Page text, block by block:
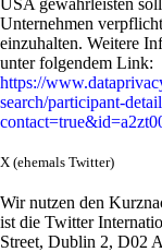
USA gewährleisten
Unternehmen
einzuhalten. Weitere
unter folgendem Link:
https://
search/participant-
X (ehemals Twitter)
Wir nutzen den
ist die Twitter
Street, Dublin 2, D02